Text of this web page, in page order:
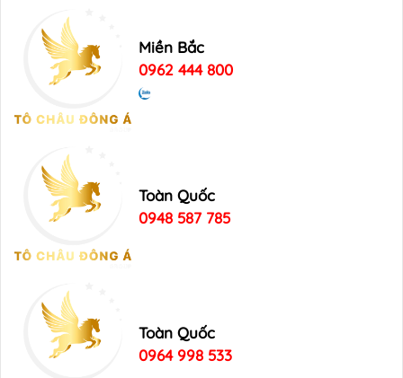
Miền Bắc
0962 444 800
Toàn Quốc
0948 587 785
Toàn Quốc
0964 998 533